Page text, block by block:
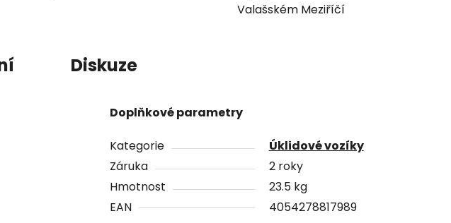
Valašském Meziříčí
Diskuze
Doplňkové parametry
Kategorie
Úklidové vozíky
Záruka
2 roky
Hmotnost
23.5 kg
EAN
4054278817989